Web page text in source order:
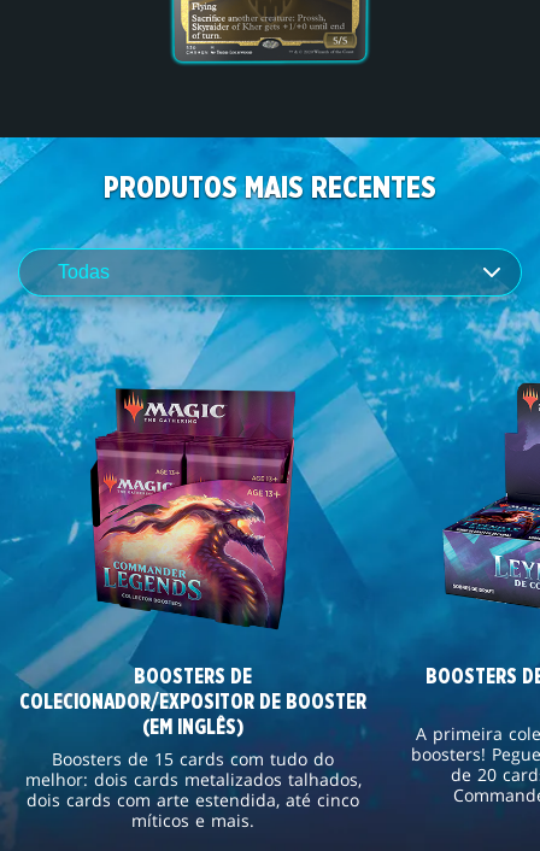
PRODUTOS MAIS RECENTES
BOOSTERS DE
COLECIONADOR/EXPOSITOR DE BOOSTER
(EM INGLÊS)
Boosters de 15 cards com tudo do
melhor: dois cards metalizados talhados,
dois cards com arte estendida, até cinco
míticos e mais.
BOOSTERS
A primeira
boosters!
de 20